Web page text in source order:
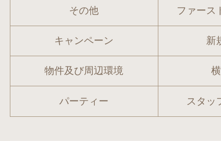
その他 ファース
キャンペーン 新
物件及び周辺環境
パーティー スタッ